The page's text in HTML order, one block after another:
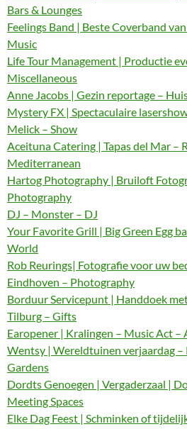
Bars & Lounges
Feelings Band | Beste Coverband
Music
Life Tour Management | Productie
Miscellaneous
Anne Jacobs | Gezin reportage –
Mystery FX | Spectaculaire
Melick – Show
Aceituna Catering | Tapas del Mar –
Mediterranean
Hartog Photography | Bruiloft
Photography
DJ – Monster – DJ
Your Favorite Grill | Big Green Egg
World
Rob Reurings| Fotografie voor uw
Eindhoven – Photography
Borduur Servicepunt | Handdoek
Tilburg – Gifts
Earopener | Kralingen – Music Act –
Wentsy | Wereldtuinen verjaardag –
Gardens
Dordts Genoegen | Vergaderzaal |
Meeting Spaces
Elke Dag Feest | Schminken of